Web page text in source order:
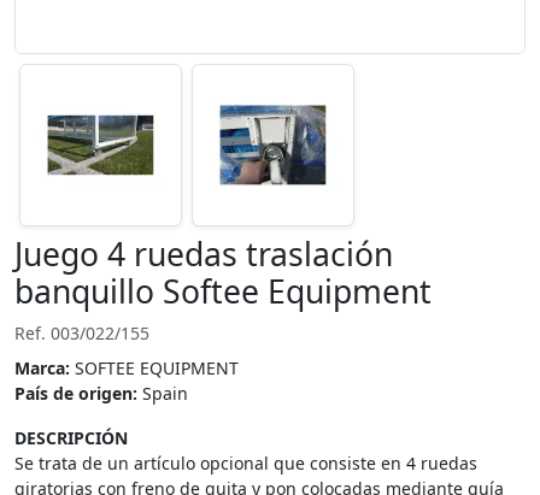
Juego 4 ruedas traslación
banquillo Softee Equipment
Ref. 003/022/155
Marca: SOFTEE EQUIPMENT
País de origen: Spain
DESCRIPCIÓN
Se trata de un artículo opcional que consiste en 4 ruedas
giratorias con freno de quita y pon colocadas mediante guía